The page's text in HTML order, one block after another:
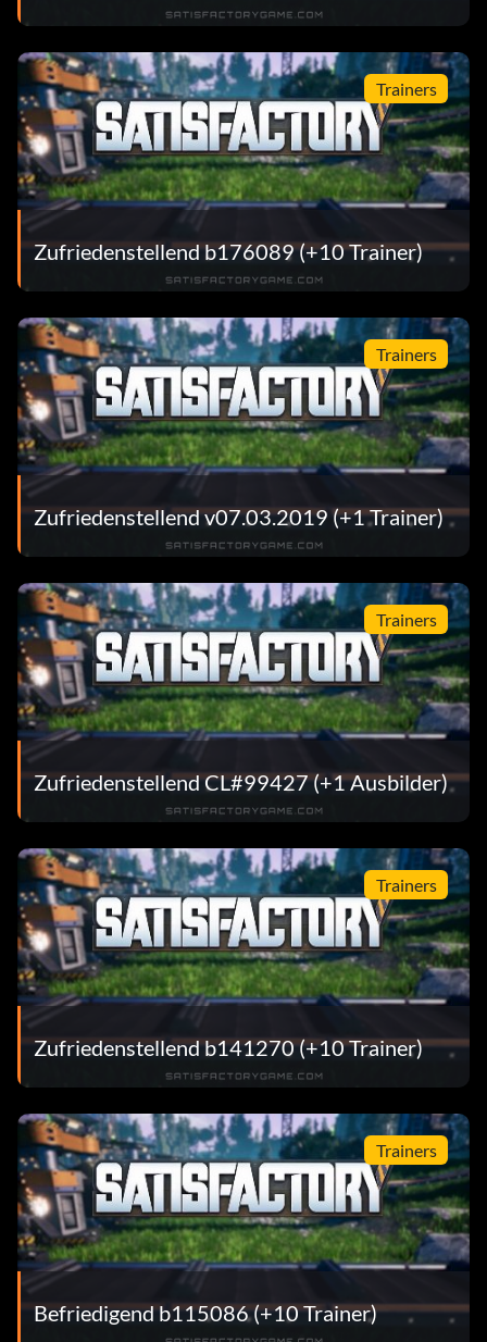
Trainers
Zufriedenstellend b176089 (+10 Trainer)
Trainers
Zufriedenstellend v07.03.2019 (+1 Trainer)
Trainers
Zufriedenstellend CL#99427 (+1 Ausbilder)
Trainers
Zufriedenstellend b141270 (+10 Trainer)
Trainers
Befriedigend b115086 (+10 Trainer)